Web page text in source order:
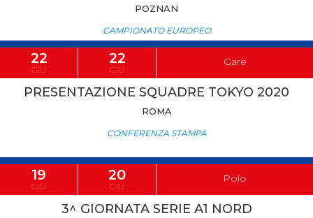
POZNAN
CAMPIONATO EUROPEO
22
GIU
22
GIU
Gare
PRESENTAZIONE SQUADRE TOKYO 2020
ROMA
CONFERENZA STAMPA
19
GIU
20
GIU
Polo
3^ GIORNATA SERIE A1 NORD